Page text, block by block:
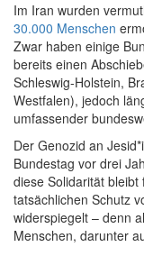
Im Iran wurden
30.000 Menschen
Zwar haben einige
bereits einen
Schleswig-Holstein,
Westfalen), jedoch
umfassender
Der Genozid an
Bundestag vor drei
diese Solidarität
tatsächlichen Schutz
widerspiegelt – denn
Menschen, darunter